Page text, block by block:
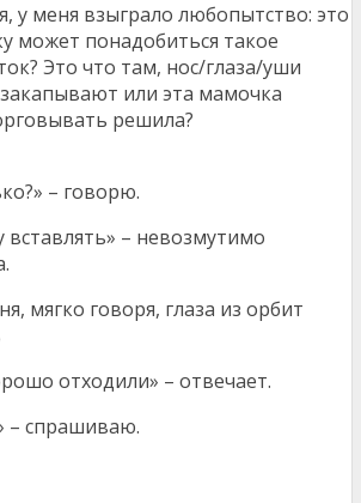
у меня взыграло любопытство: это
может понадобиться такое
Это что там, нос/глаза/уши
или эта мамочка
решила?
– говорю.
вставлять» – невозмутимо
мягко говоря, глаза из орбит
отходили» – отвечает.
– спрашиваю.